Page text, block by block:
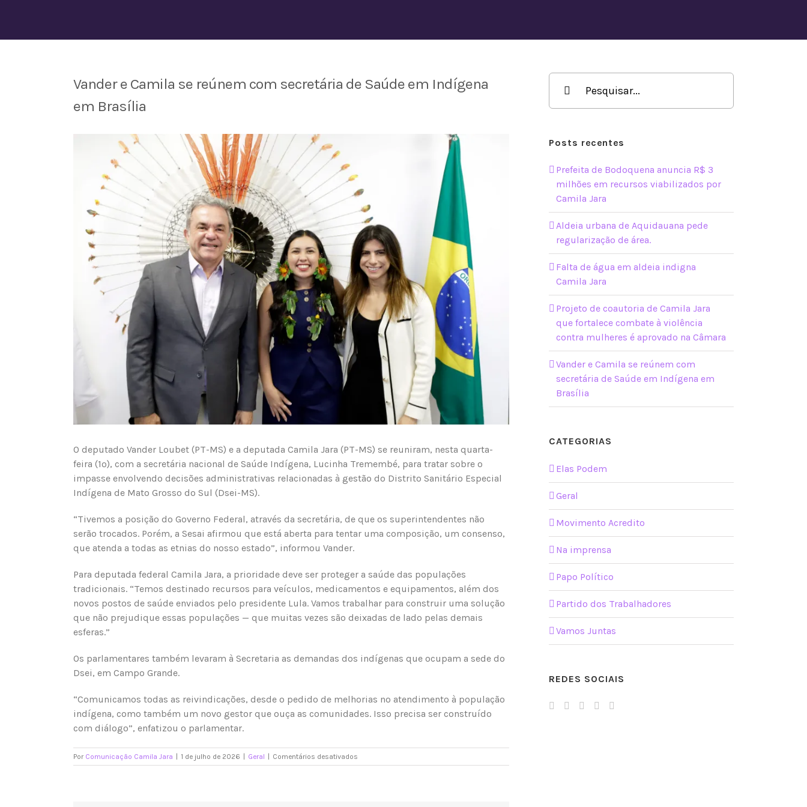
Vander e Camila se reúnem com secretária de Saúde em Indígena
em Brasília
O deputado Vander Loubet (PT-MS) e a deputada Camila Jara (PT-MS) se reuniram, nesta quarta-
feira (1º), com a secretária nacional de Saúde Indígena, Lucinha Tremembé, para tratar sobre o
impasse envolvendo decisões administrativas relacionadas à gestão do Distrito Sanitário Especial
Indígena de Mato Grosso do Sul (Dsei-MS).
“Tivemos a posição do Governo Federal, através da secretária, de que os superintendentes não
serão trocados. Porém, a Sesai afirmou que está aberta para tentar uma composição, um consenso,
que atenda a todas as etnias do nosso estado”, informou Vander.
Para deputada federal Camila Jara, a prioridade deve ser proteger a saúde das populações
tradicionais. “Temos destinado recursos para veículos, medicamentos e equipamentos, além dos
novos postos de saúde enviados pelo presidente Lula. Vamos trabalhar para construir uma solução
que não prejudique essas populações — que muitas vezes são deixadas de lado pelas demais
esferas.”
Os parlamentares também levaram à Secretaria as demandas dos indígenas que ocupam a sede do
Dsei, em Campo Grande.
“Comunicamos todas as reivindicações, desde o pedido de melhorias no atendimento à população
indígena, como também um novo gestor que ouça as comunidades. Isso precisa ser construído
com diálogo”, enfatizou o parlamentar.
Por Comunicação Camila Jara | 1 de julho de 2026 | Geral | Comentários desativados
Vander
Buscar
resultados
para:
Posts recentes
Prefeita de Bodoquena anuncia R$ 3
milhões em recursos viabilizados por
Camila Jara
Aldeia urbana de Aquidauana pede
regularização de área.
Falta de água em aldeia indigna
Camila Jara
Projeto de coautoria de Camila Jara
que fortalece combate à violência
contra mulheres é aprovado na Câmara
Vander e Camila se reúnem com
secretária de Saúde em Indígena em
Brasília
CATEGORIAS
Elas Podem
Geral
Movimento Acredito
Na imprensa
Papo Político
Partido dos Trabalhadores
Vamos Juntas
REDES SOCIAIS